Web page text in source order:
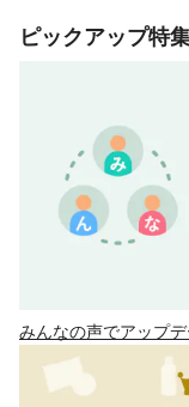
ピックアップ特
みんなの声でアップ